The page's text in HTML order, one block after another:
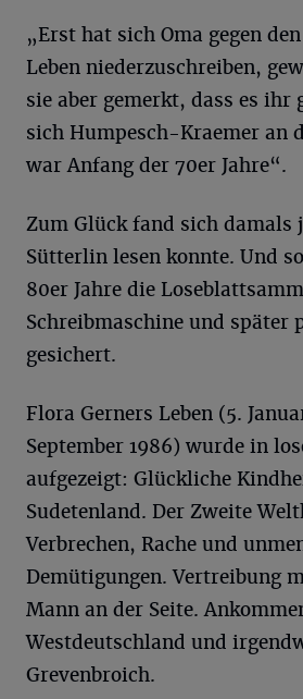
„Erst hat sich Oma gegen
Leben niederzuschreiben,
sie aber gemerkt, dass es
sich Humpesch-Kraemer an
war Anfang der 70er Jahre“.
Zum Glück fand sich damals
Sütterlin lesen konnte. Und
80er Jahre die
Schreibmaschine und später
gesichert.
Flora Gerners Leben (5.
September 1986) wurde in
aufgezeigt: Glückliche
Sudetenland. Der Zweite
Verbrechen, Rache und
Demütigungen. Vertreibung
Mann an der Seite.
Westdeutschland und
Grevenbroich.